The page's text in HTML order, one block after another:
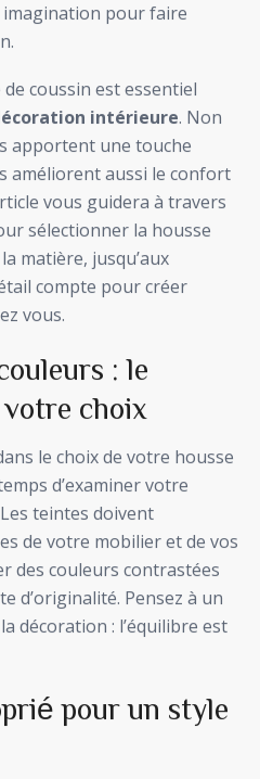
pour faire
de coussin est essentiel
intérieure. Non
apportent une touche
améliorent aussi le confort
vous guidera à travers
sélectionner la housse
matière, jusqu’aux
compte pour créer
vous.
: le
choix
le choix de votre housse
d’examiner votre
teintes doivent
de votre mobilier et de vos
des couleurs contrastées
d’originalité. Pensez à un
décoration : l’équilibre est
pour un style